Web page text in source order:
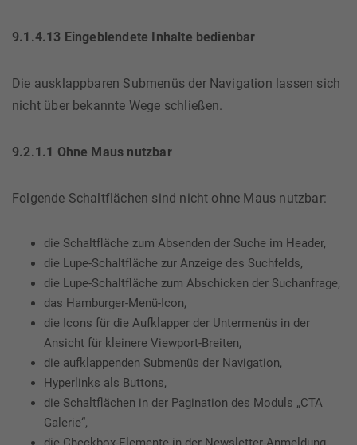
9.1.4.13 Eingeblendete Inhalte bedienbar
Die ausklappbaren Submenüs der Navigation lassen sich
nicht über bekannte Wege schließen.
9.2.1.1 Ohne Maus nutzbar
Folgende Schaltflächen sind nicht ohne Maus nutzbar:
die Schaltfläche zum Absenden der Suche im Header,
die Lupe-Schaltfläche zur Anzeige des Suchfelds,
die Lupe-Schaltfläche zum Abschicken der Suchanfrage,
das Hamburger-Menü-Icon,
die Icons für die Aufklapper der Untermenüs in der
Ansicht für kleinere Viewport-Breiten,
die aufklappenden Submenüs der Navigation,
Hyperlinks als Buttons,
die Schaltflächen in der Pagination des Moduls „CTA
Galerie“,